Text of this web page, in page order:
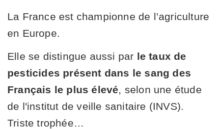
La France est championne de l’agriculture
en Europe.
Elle se distingue aussi par le taux de
pesticides présent dans le sang des
Français le plus élevé , selon une étude
de l'institut de veille sanitaire (INVS).
Triste trophée…